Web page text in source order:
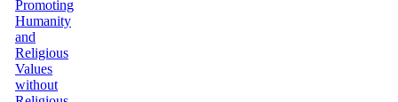
Promoting
Humanity
and
Religious
Values
without